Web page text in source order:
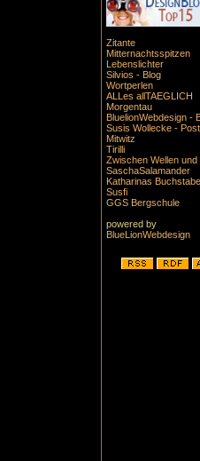
Zitante
Mitternachtsspitzen
Lebenslichter
Silvios - Blog
Wortperlen
ALLes allTAEGLICH
Morgentau
BluelionWebdesign -
Susis Wollecke -
Mitwitz
Tirilli
Zwischen Wellen und
SaschaSalamander
Katharinas
Susfi
GGS Bergschule
powered by
BlueLionWebdesign